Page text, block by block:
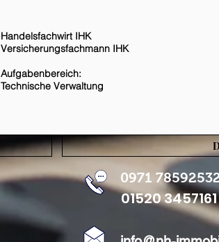
Handelsfachwirt IHK
Versicherungsfachmann IHK
Aufgabenbereich:
Technische Verwaltung
0971
01520 3457161